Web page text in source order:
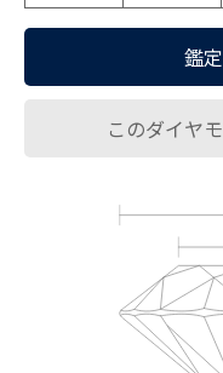
鑑
このダイヤ